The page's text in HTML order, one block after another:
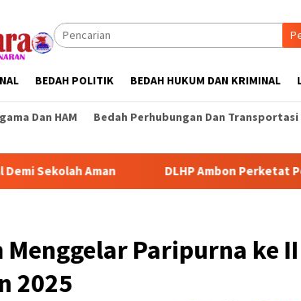
BEDAH POLITIK BEDAH HUKUM DAN KRIMINAL
Dan HAM Bedah Perhubungan Dan Transportasi
Aman DLHP Ambon Perketat Pengawasan
Menggelar Paripurna ke II
2025